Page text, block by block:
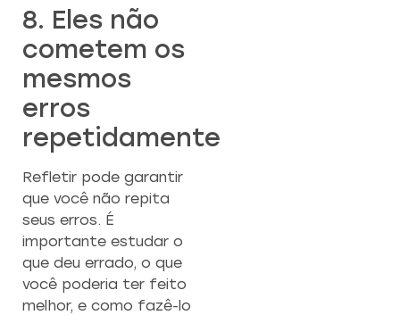
8. Eles não
cometem os
mesmos
erros
repetidamente
Refletir pode garantir
que você não repita
seus erros. É
importante estudar o
que deu errado, o que
você poderia ter feito
melhor, e como fazê-lo